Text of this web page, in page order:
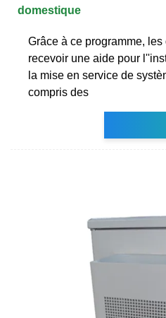
domestique
Grâce à ce programme,
recevoir une aide pour
la mise en service de
compris des